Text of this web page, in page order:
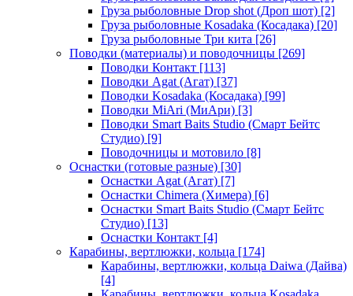
Груза рыболовные Drop shot (Дроп шот) [2]
Груза рыболовные Kosadaka (Косадака) [20]
Груза рыболовные Три кита [26]
Поводки (материалы) и поводочницы [269]
Поводки Контакт [113]
Поводки Agat (Агат) [37]
Поводки Kosadaka (Косадака) [99]
Поводки MiAri (МиАри) [3]
Поводки Smart Baits Studio (Смарт Бейтс
Студио) [9]
Поводочницы и мотовило [8]
Оснастки (готовые разные) [30]
Оснастки Agat (Агат) [7]
Оснастки Chimera (Химера) [6]
Оснастки Smart Baits Studio (Смарт Бейтс
Студио) [13]
Оснастки Контакт [4]
Карабины, вертлюжки, кольца [174]
Карабины, вертлюжки, кольца Daiwa (Дайва)
[4]